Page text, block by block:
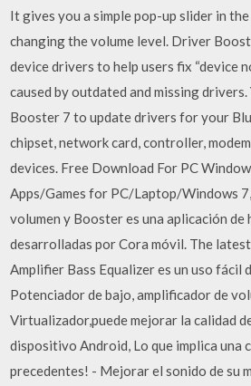
It gives you a simple pop-up slider in
changing the volume level. Driver
device drivers to help users fix “device
caused by outdated and missing
Booster 7 to update drivers for your
chipset, network card, controller,
devices. Free Download For PC
Apps/Games for PC/Laptop/Windows
volumen y Booster es una aplicación de
desarrolladas por Cora móvil. The
Amplifier Bass Equalizer es un uso fácil
Potenciador de bajo, amplificador de
Virtualizador,puede mejorar la calidad
dispositivo Android, Lo que implica una
precedentes! - Mejorar el sonido de su